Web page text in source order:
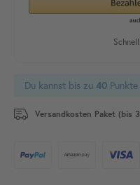
Du kannst bis zu 40
Versandkosten Paket (bis